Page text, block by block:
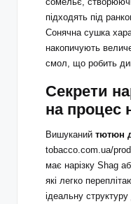
підходять під
Сонячна сушка
накопичують
смол, що робить
Секрети
на процес
Вишуканий тютюн
tobacco.com.ua/
має нарізку Shag
які легко
ідеальну